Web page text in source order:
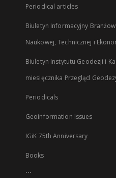
Periodical articles
Biuletyn Informacyjny
Naukowej, Technicznej i
Biuletyn Instytutu Geodezji i
miesięcznika Przegląd
Periodicals
Geoinformation Issues
IGiK 75th Anniversary
Books
...